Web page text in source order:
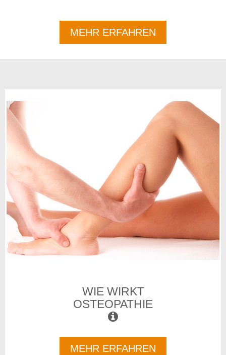
MEHR ERFAHREN
WIE WIRKT
OSTEOPATHIE
MEHR ERFAHREN